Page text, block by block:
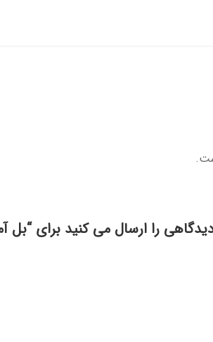
را ارسال می کنید برای “بل